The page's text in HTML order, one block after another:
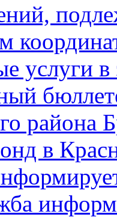
услуги в
района
в